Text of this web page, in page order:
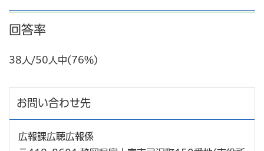
回答率
38人/50人中(76％)
お問い合わせ先
広報課広聴広報係